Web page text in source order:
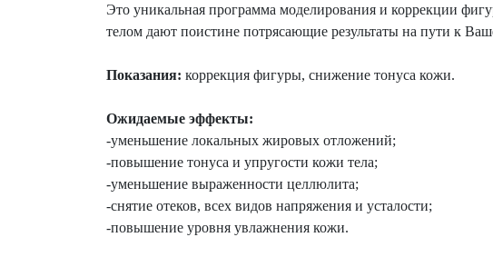
Это уникальная программа моделирования и коррекции
телом дают поистине потрясающие результаты на пути к
Показания: коррекция фигуры, снижение тонуса кожи.
Ожидаемые эффекты:
-уменьшение локальных жировых отложений;
-повышение тонуса и упругости кожи тела;
-уменьшение выраженности целлюлита;
-снятие отеков, всех видов напряжения и усталости;
-повышение уровня увлажнения кожи.